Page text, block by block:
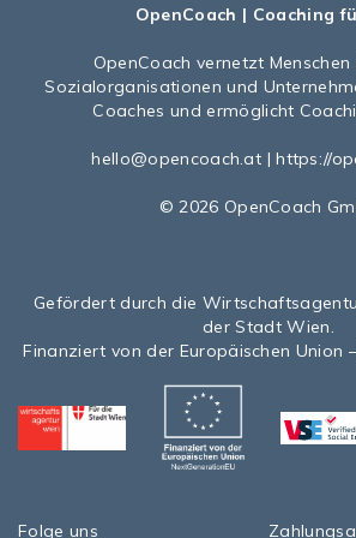
OpenCoach | Coaching
OpenCoach vernetzt Menschen
Sozialorganisationen und
Coaches und ermöglicht
hello@opencoach.at |https://
© 2026 OpenCoach
Gefördert durch die
der Stadt Wien.
Finanziert von der Europäischen Union
Folge uns